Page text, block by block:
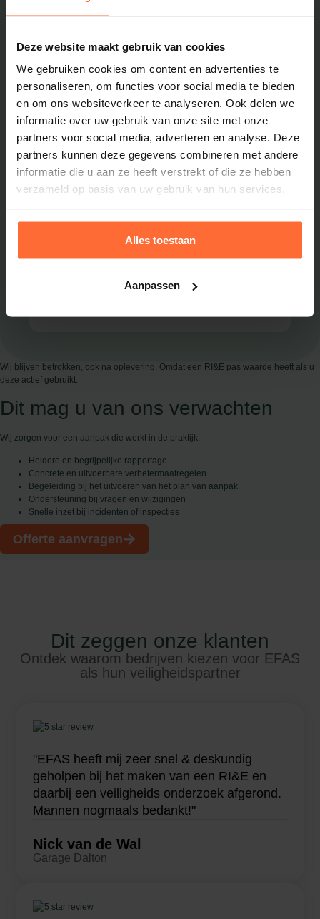
Deze website maakt gebruik van cookies
We gebruiken cookies om content en advertenties te
personaliseren, om functies voor social media te bieden
en om ons websiteverkeer te analyseren. Ook delen we
informatie over uw gebruik van onze site met onze
partners voor social media, adverteren en analyse. Deze
partners kunnen deze gegevens combineren met andere
informatie die u aan ze heeft verstrekt of die ze hebben
verzameld op basis van uw gebruik van hun services.
Alles toestaan
Aanpassen
Plan van aanpak
Levenslang
06
Nazorg en actualisatie
Wij blijven betrokken, ook na oplevering. Omdat een RI&E pas waarde heeft als u
deze actief gebruikt.
Dit mag u van ons verwachten
Wij zorgen voor een aanpak die werkt in de praktijk:
Heldere en begrijpelijke rapportage
Concrete en uitvoerbare verbetermaatregelen
Begeleiding bij het uitvoeren van het plan van aanpak
Ondersteuning bij vragen en wijzigingen
Snelle inzet bij incidenten of inspecties
Offerte aanvragen
Dit zeggen onze klanten
Ontdek waarom bedrijven kiezen voor EFAS
als hun veiligheidspartner
"EFAS heeft mij zeer snel & deskundig
geholpen bij het maken van een RI&E en
daarbij een veiligheids onderzoek afgerond.
Mannen nogmaals bedankt!"
Nick van de Wal
Garage Dalton